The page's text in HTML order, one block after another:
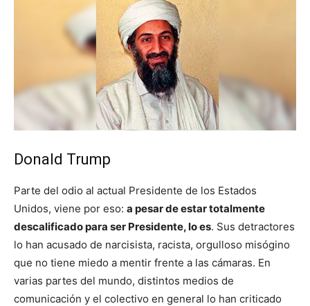
Donald Trump
Parte del odio al actual Presidente de los Estados
Unidos, viene por eso: a pesar de estar totalmente
descalificado para ser Presidente, lo es. Sus detractores
lo han acusado de narcisista, racista, orgulloso misógino
que no tiene miedo a mentir frente a las cámaras. En
varias partes del mundo, distintos medios de
comunicación y el colectivo en general lo han criticado